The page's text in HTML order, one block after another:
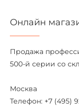
Онлайн
Продажа
500-й серии со
Москва
Телефон: +7 (495)